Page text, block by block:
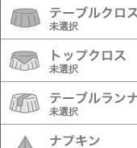
未選択
未選択
未選択